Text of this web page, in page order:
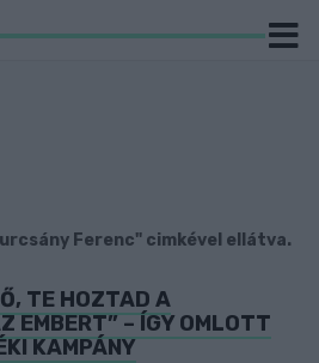
Ferenc" cimkével ellátva.
TE HOZTAD A
EMBERT” – ÍGY OMLOTT
KAMPÁNY